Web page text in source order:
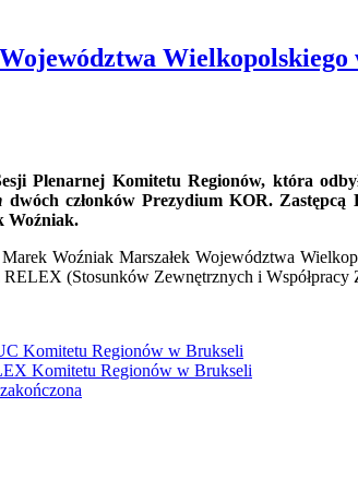
Plenarnej Komitetu Regionów, która
dwóch członków Prezydium KOR. Zastępcą
Woźniak.
Woźniak Marszałek Województwa
(Stosunków Zewnętrznych i Współpracy
Komitetu Regionów w Brukseli
Komitetu Regionów w Brukseli